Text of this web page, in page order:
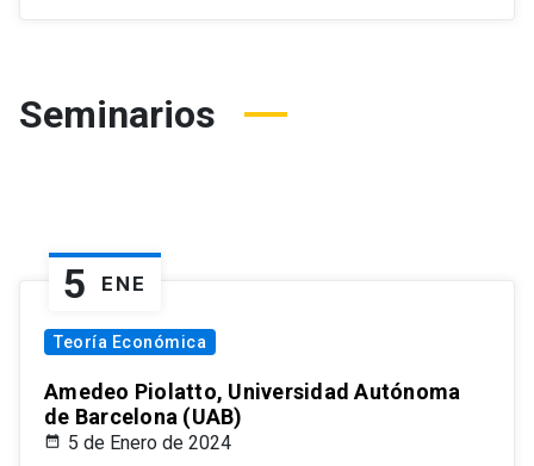
Seminarios
5 ENE
Teoría Económica
Amedeo Piolatto, Universidad Autónoma
de Barcelona (UAB)
5 de Enero de 2024